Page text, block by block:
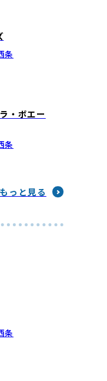
条
・ボエー
条
っと見る
条